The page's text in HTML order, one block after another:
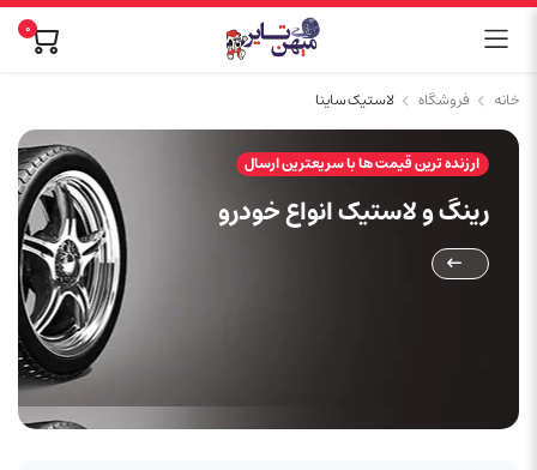
0
خانه فروشگاه لاستیک ساینا
ارزنده ترین قیمت ها با سریعترین ارسال
رینگ و لاستیک انواع خودرو